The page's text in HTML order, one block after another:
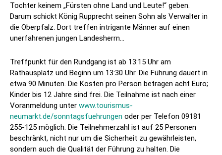
Tochter keinem „Fürsten ohne Land und Leute!“ geben.
Darum schickt König Rupprecht seinen Sohn als Verwalter in
die Oberpfalz. Dort treffen intrigante Männer auf einen
unerfahrenen jungen Landesherrn…
Treffpunkt für den Rundgang ist ab 13:15 Uhr am
Rathausplatz und Beginn um 13:30 Uhr. Die Führung dauert in
etwa 90 Minuten. Die Kosten pro Person betragen acht Euro;
Kinder bis 12 Jahre sind frei. Die Teilnahme ist nach einer
Voranmeldung unter www.tourismus-
neumarkt.de/sonntagsfuehrungen oder per Telefon 09181
255-125 möglich. Die Teilnehmerzahl ist auf 25 Personen
beschränkt, nicht nur um die Sicherheit zu gewährleisten,
sondern auch die Qualität der Führung zu halten. Die